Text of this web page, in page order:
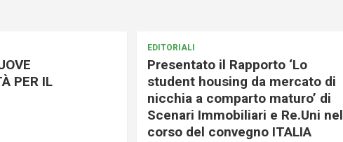
PER IL
EDITORIALI
Presentato il Rapporto ‘Lo
student housing da mercato di
nicchia a comparto maturo’ di
Scenari Immobiliari e Re.Uni nel
corso del convegno ITALIA